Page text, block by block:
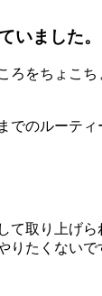
いました。
ろをちょこ
でのルーテ
て取り上げ
りたくないで